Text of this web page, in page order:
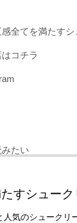
全てを満たす
コチラ
たい
すシュー
気のシューク